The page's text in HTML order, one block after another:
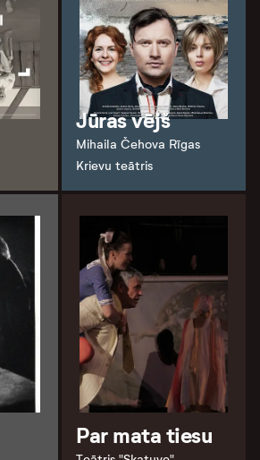
Jūras vējš
Mihaila Čehova Rīgas
Krievu teātris
Par mata tiesu